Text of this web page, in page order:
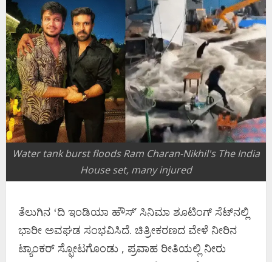
Water tank burst floods Ram Charan-Nikhil's The India
House set, many injured
ತೆಲುಗಿನ ʻದಿ ಇಂಡಿಯಾ ಹೌಸ್ʼ ಸಿನಿಮಾ ಶೂಟಿಂಗ್‌ ಸೆಟ್‌ನಲ್ಲಿ
ಭಾರೀ ಅವಘಡ ಸಂಭವಿಸಿದೆ. ಚಿತ್ರೀಕರಣದ ವೇಳೆ ನೀರಿನ
ಟ್ಯಾಂಕರ್‌ ಸ್ಫೋಟಗೊಂಡು , ಪ್ರವಾಹ ರೀತಿಯಲ್ಲಿ ನೀರು